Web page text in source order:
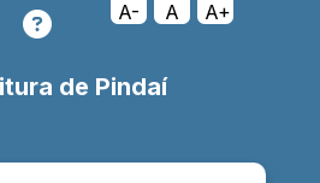
A- A A+
de Pindaí